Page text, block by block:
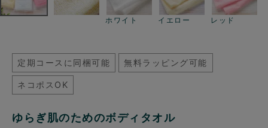
ホワイト イエロー レッド
定期コースに同梱可能 無料ラッピング可能
ネコポスOK
ゆらぎ肌のためのボディタオル